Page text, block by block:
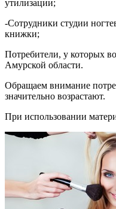
утилизации;
-Сотрудники студии
книжки;
Потребители, у которых
Амурской области.
Обращаем внимание
значительно возрастают.
При использовании